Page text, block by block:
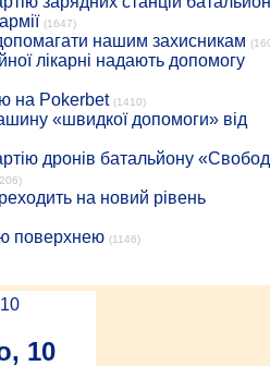
(1647)
нашим захисникам
лікарні надають допомогу
на Pokerbet (1410)
«швидкої допомоги» від
дронів батальйону
на новий рівень
поверхнею (1146)
10